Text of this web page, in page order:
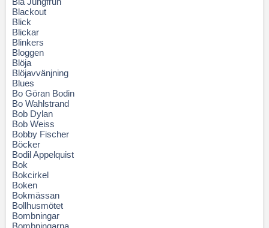
Blackout
Blick
Blickar
Blinkers
Bloggen
Blöja
Blöjavvänjning
Blues
Bo Göran Bodin
Bo Wahlstrand
Bob Dylan
Bob Weiss
Bobby Fischer
Böcker
Bodil Appelquist
Bok
Bokcirkel
Boken
Bokmässan
Bollhusmötet
Bombningar
Bombningarna